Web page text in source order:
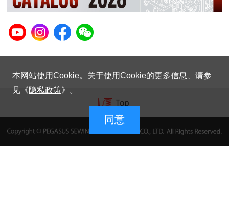
本网站使用Cookie。关于使用Cookie的更多信息、请参
见《隐私政策》。
同意